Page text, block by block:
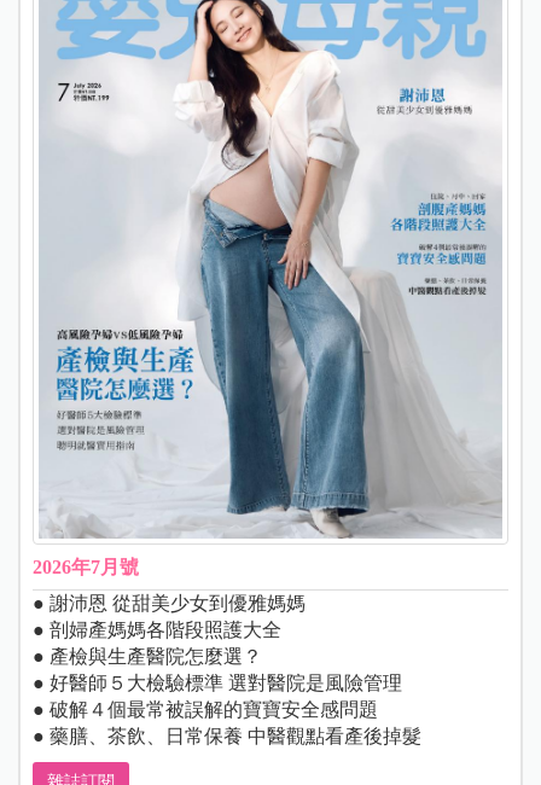
2026年7月號
● 謝沛恩 從甜美少女到優雅媽媽
● 剖婦產媽媽各階段照護大全
● 產檢與生產醫院怎麼選？
● 好醫師５大檢驗標準 選對醫院是風險管理
● 破解４個最常被誤解的寶寶安全感問題
● 藥膳、茶飲、日常保養 中醫觀點看產後掉髮
雜誌訂閱